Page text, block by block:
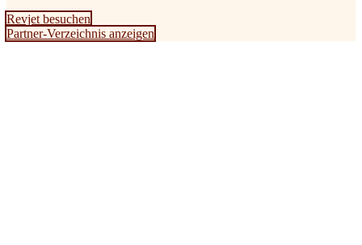
Revjet besuchen
Partner-Verzeichnis anzeigen